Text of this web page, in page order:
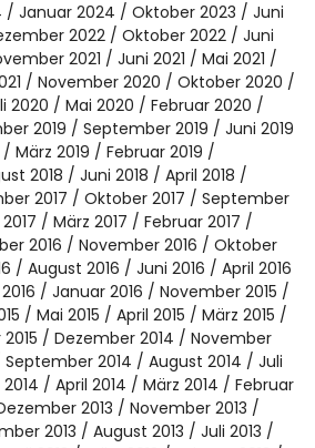
Januar 2024 Oktober 2023
Juni
2022 Oktober 2022
Juni
2021 Juni 2021
Mai 2021
November 2020
Oktober 2020
2020 Mai 2020
Februar 2020
2019 September 2019
Juni 2019
März 2019
Februar 2019
2018 Juni 2018
April 2018
2017 Oktober 2017
September
März 2017
Februar 2017
2016 November 2016
Oktober
August 2016 Juni 2016
April 2016
Januar 2016
November 2015
Mai 2015 April 2015
März 2015
Dezember 2014
November
September 2014 August 2014
Juli
April 2014 März 2014
Februar
2013
November 2013
2013 August 2013
Juli 2013